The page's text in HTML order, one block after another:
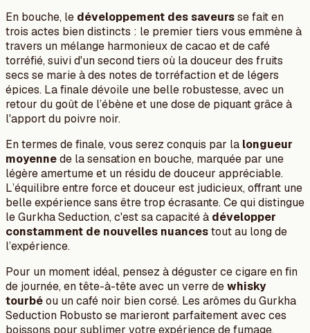
En bouche, le développement des saveursse fait en
trois actes bien distincts : le premier tiers vous emmène à
travers un mélange harmonieux de cacao et de café
torréfié, suivi d'un second tiers où la douceur des fruits
secs se marie à des notes de torréfaction et de légers
épices. La finale dévoile une belle robustesse, avec un
retour du goût de l’ébène et une dose de piquant grâce à
l'apport du poivre noir.
En termes de finale, vous serez conquis par la longueur
moyennede la sensation en bouche, marquée par une
légère amertume et un résidu de douceur appréciable.
L’équilibre entre force et douceur est judicieux, offrant une
belle expérience sans être trop écrasante. Ce qui distingue
le Gurkha Seduction, c'est sa capacité à développer
constamment de nouvelles nuancestout au long de
l’expérience.
Pour un moment idéal, pensez à déguster ce cigare en fin
de journée, en tête-à-tête avec un verre dewhisky
tourbéou un café noir bien corsé. Les arômes du Gurkha
Seduction Robusto se marieront parfaitement avec ces
boissons pour sublimer votre expérience de fumage.